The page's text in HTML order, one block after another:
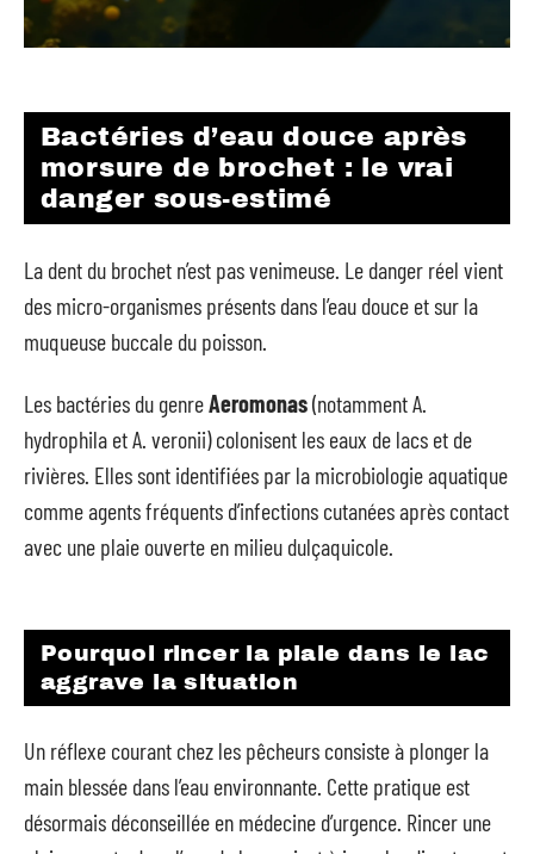
Bactéries d’eau douce après
morsure de brochet : le vrai
danger sous-estimé
La dent du brochet n’est pas venimeuse. Le danger réel vient
des micro-organismes présents dans l’eau douce et sur la
muqueuse buccale du poisson.
Les bactéries du genreAeromonas(notamment A.
hydrophila et A. veronii) colonisent les eaux de lacs et de
rivières. Elles sont identifiées par la microbiologie aquatique
comme agents fréquents d’infections cutanées après contact
avec une plaie ouverte en milieu dulçaquicole.
Pourquoi rincer la plaie dans le lac
aggrave la situation
Un réflexe courant chez les pêcheurs consiste à plonger la
main blessée dans l’eau environnante. Cette pratique est
désormais déconseillée en médecine d’urgence. Rincer une